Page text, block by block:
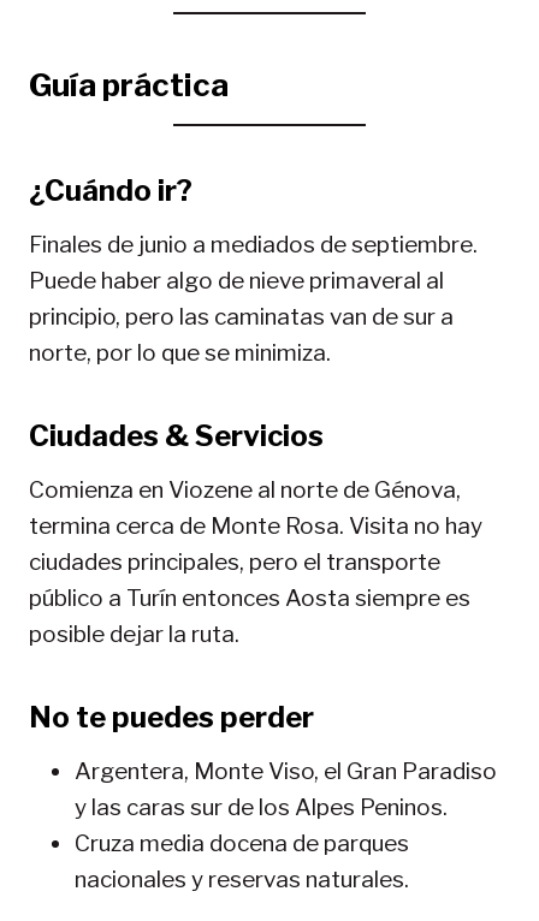
Guía práctica
¿Cuándo ir?
Finales de junio a mediados de septiembre.
Puede haber algo de nieve primaveral al
principio, pero las caminatas van de sur a
norte, por lo que se minimiza.
Ciudades & Servicios
Comienza en Viozene al norte de Génova,
termina cerca de Monte Rosa. Visita no hay
ciudades principales, pero el transporte
público a Turín entonces Aosta siempre es
posible dejar la ruta.
No te puedes perder
Argentera, Monte Viso, el Gran Paradiso
y las caras sur de los Alpes Peninos.
Cruza media docena de parques
nacionales y reservas naturales.